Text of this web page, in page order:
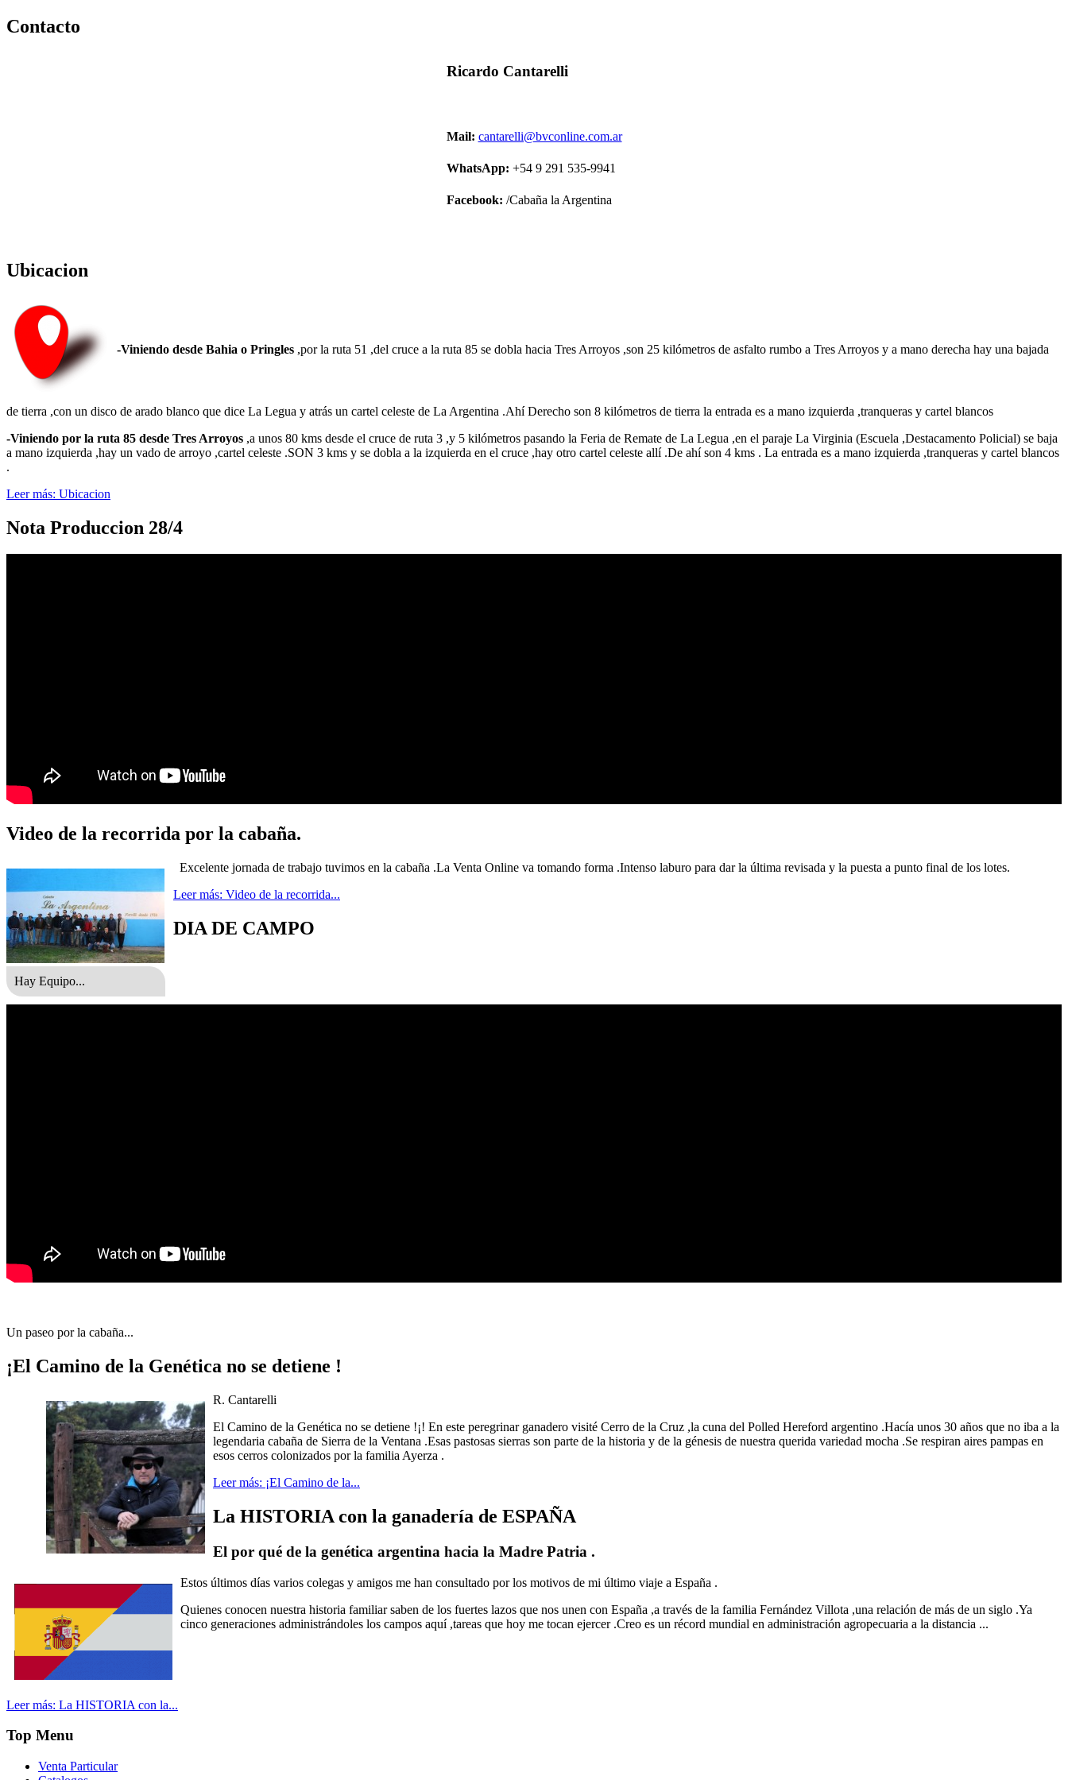
Contacto
Ricardo Cantarelli
Mail: cantarelli@bvconline.com.ar
WhatsApp: +54 9 291 535-9941
Facebook: /Cabaña la Argentina
Ubicacion
-Viniendo desde Bahia o Pringles ,por la ruta 51 ,del cruce a la ruta 85 se dobla hacia Tres Arroyos ,son 25 kilómetros de asfalto rumbo a Tres Arroyos y a mano derecha hay una bajada
de tierra ,con un disco de arado blanco que dice La Legua y atrás un cartel celeste de La Argentina .Ahí Derecho son 8 kilómetros de tierra la entrada es a mano izquierda ,tranqueras y cartel blancos
-Viniendo por la ruta 85 desde Tres Arroyos ,a unos 80 kms desde el cruce de ruta 3 ,y 5 kilómetros pasando la Feria de Remate de La Legua ,en el paraje La Virginia (Escuela ,Destacamento Policial) se baja
a mano izquierda ,hay un vado de arroyo ,cartel celeste .SON 3 kms y se dobla a la izquierda en el cruce ,hay otro cartel celeste allí .De ahí son 4 kms . La entrada es a mano izquierda ,tranqueras y cartel blancos
.
Leer más: Ubicacion
Nota Produccion 28/4
Video de la recorrida por la cabaña.
Hay Equipo...
Excelente jornada de trabajo tuvimos en la cabaña .La Venta Online va tomando forma .Intenso laburo para dar la última revisada y la puesta a punto final de los lotes.
Leer más: Video de la recorrida...
DIA DE CAMPO
Un paseo por la cabaña...
¡El Camino de la Genética no se detiene !
R. Cantarelli
El Camino de la Genética no se detiene !¡! En este peregrinar ganadero visité Cerro de la Cruz ,la cuna del Polled Hereford argentino .Hacía unos 30 años que no iba a la
legendaria cabaña de Sierra de la Ventana .Esas pastosas sierras son parte de la historia y de la génesis de nuestra querida variedad mocha .Se respiran aires pampas en
esos cerros colonizados por la familia Ayerza .
Leer más: ¡El Camino de la...
La HISTORIA con la ganadería de ESPAÑA
El por qué de la genética argentina hacia la Madre Patria .
Estos últimos días varios colegas y amigos me han consultado por los motivos de mi último viaje a España .
Quienes conocen nuestra historia familiar saben de los fuertes lazos que nos unen con España ,a través de la familia Fernández Villota ,una relación de más de un siglo .Ya
cinco generaciones administrándoles los campos aquí ,tareas que hoy me tocan ejercer .Creo es un récord mundial en administración agropecuaria a la distancia ...
Leer más: La HISTORIA con la...
Top Menu
Venta Particular